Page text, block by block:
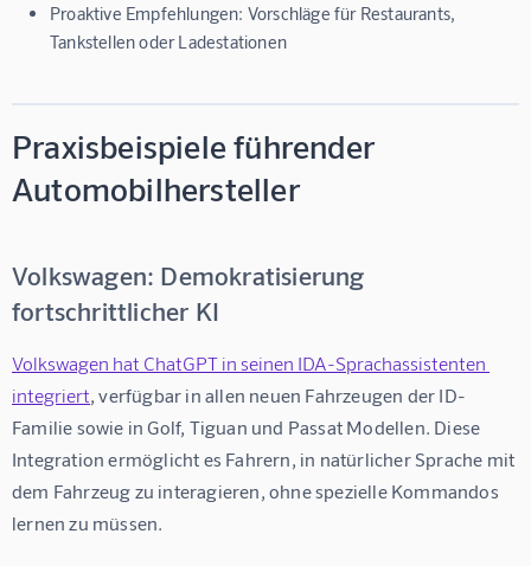
Proaktive Empfehlungen: Vorschläge für Restaurants,
Tankstellen oder Ladestationen
Praxisbeispiele führender
Automobilhersteller
Volkswagen: Demokratisierung
fortschrittlicher KI
Volkswagen hat ChatGPT in seinen IDA-Sprachassistenten
integriert , verfügbar in allen neuen Fahrzeugen der ID-
Familie sowie in Golf, Tiguan und Passat Modellen. Diese
Integration ermöglicht es Fahrern, in natürlicher Sprache mit
dem Fahrzeug zu interagieren, ohne spezielle Kommandos
lernen zu müssen.